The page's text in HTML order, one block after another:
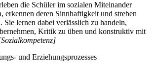
die Schüler im sozialen Miteinander
erkennen deren Sinnhaftigkeit und streben
Sie lernen dabei verlässlich zu handeln,
Kritik zu üben und konstruktiv mit
und Erziehungsprozesses